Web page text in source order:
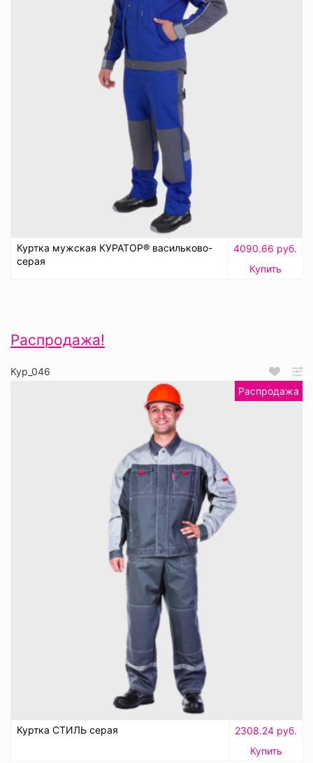
Куртка мужская КУРАТОР® васильково-
серая
4090.66 руб.
Купить
Распродажа!
Кур_046
Распродажа
Куртка СТИЛЬ серая
2308.24 руб.
Купить